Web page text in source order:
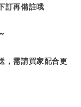
訂再備註哦
，需請買家配合更